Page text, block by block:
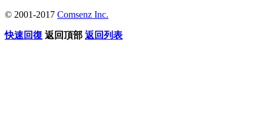
© 2001-2017 Comsenz Inc.
快速回復 返回頂部 返回列表